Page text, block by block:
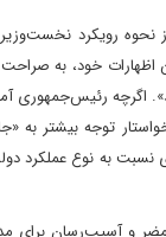
رویکرد
خود، به
اگرچه رئیس‌جمهوری
توجه بیشتر به
به نوع عملکرد
و آسیب‌رسان برای